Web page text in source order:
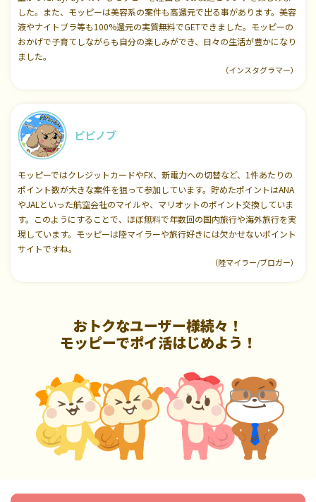
した。また、モッピーは美容系の案件も高還元で出る事があります。美容
液やナイトブラ等も100%還元の実質無料でGETできました。モッピーの
おかげで子育てしながらも自分の楽しみができ、日々の生活が豊かになり
ました。
（インスタグラマー）
ピピノブ
モッピーではクレジットカードやFX、新電力への切替など、1件あたりの
ポイント数が大きな案件を狙って参加しています。貯めたポイントはANA
やJALといった航空会社のマイルや、マリオットのポイント交換していま
す。このようにすることで、ほぼ無料で年数回の国内旅行や海外旅行を実
現しています。モッピーは陸マイラーや旅行好きには欠かせないポイント
サイトですね。
（陸マイラー/ブロガー）
おトクなユーザー様続々！
モッピーでポイ活はじめよう！